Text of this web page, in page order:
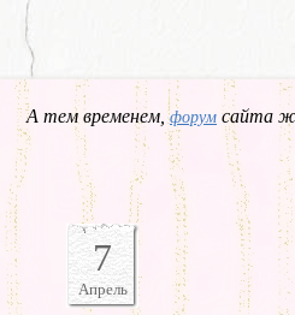
А тем временем,форум сайта
7
Апрель